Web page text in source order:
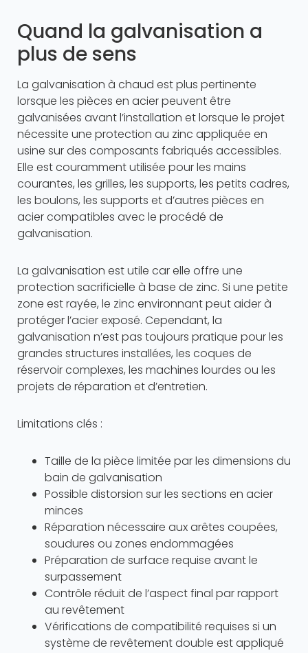
Quand la galvanisation a
plus de sens
La galvanisation à chaud est plus pertinente
lorsque les pièces en acier peuvent être
galvanisées avant l’installation et lorsque le projet
nécessite une protection au zinc appliquée en
usine sur des composants fabriqués accessibles.
Elle est couramment utilisée pour les mains
courantes, les grilles, les supports, les petits cadres,
les boulons, les supports et d’autres pièces en
acier compatibles avec le procédé de
galvanisation.
La galvanisation est utile car elle offre une
protection sacrificielle à base de zinc. Si une petite
zone est rayée, le zinc environnant peut aider à
protéger l’acier exposé. Cependant, la
galvanisation n’est pas toujours pratique pour les
grandes structures installées, les coques de
réservoir complexes, les machines lourdes ou les
projets de réparation et d’entretien.
Limitations clés :
Taille de la pièce limitée par les dimensions du
bain de galvanisation
Possible distorsion sur les sections en acier
minces
Réparation nécessaire aux arêtes coupées,
soudures ou zones endommagées
Préparation de surface requise avant le
surpassement
Contrôle réduit de l’aspect final par rapport
au revêtement
Vérifications de compatibilité requises si un
système de revêtement double est appliqué